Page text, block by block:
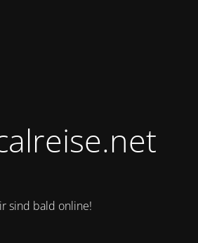
sind bald online!